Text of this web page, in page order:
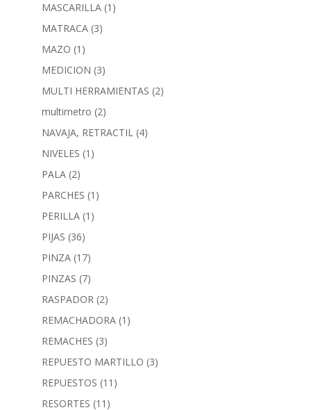
MASCARILLA (1)
MATRACA (3)
MAZO (1)
MEDICION (3)
MULTI HERRAMIENTAS (2)
multimetro (2)
NAVAJA, RETRACTIL (4)
NIVELES (1)
PALA (2)
PARCHES (1)
PERILLA (1)
PIJAS (36)
PINZA (17)
PINZAS (7)
RASPADOR (2)
REMACHADORA (1)
REMACHES (3)
REPUESTO MARTILLO (3)
REPUESTOS (11)
RESORTES (11)